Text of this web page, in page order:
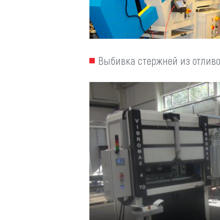
Выбивка стержней из